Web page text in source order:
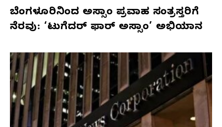
ಬೆಂಗಳೂರಿನಿಂದ ಅಸ್ಸಾಂ ಪ್ರವಾಹ ಸಂತ್ರಸ್ತರಿಗೆ
ನೆರವು: ‘ಟುಗೆದರ್ ಫಾರ್ ಅಸ್ಸಾಂ’ ಅಭಿಯಾನ